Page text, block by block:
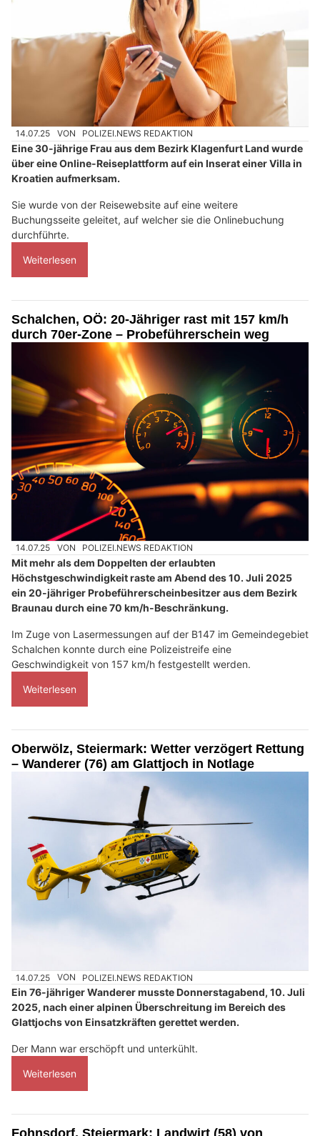
14.07.25 VON POLIZEI.NEWS REDAKTION
Eine 30-jährige Frau aus dem Bezirk Klagenfurt Land wurde
über eine Online-Reiseplattform auf ein Inserat einer Villa in
Kroatien aufmerksam.
Sie wurde von der Reisewebsite auf eine weitere
Buchungsseite geleitet, auf welcher sie die Onlinebuchung
durchführte.
Weiterlesen
Schalchen, OÖ: 20-Jähriger rast mit 157 km/h
durch 70er-Zone – Probeführerschein weg
14.07.25 VON POLIZEI.NEWS REDAKTION
Mit mehr als dem Doppelten der erlaubten
Höchstgeschwindigkeit raste am Abend des 10. Juli 2025
ein 20-jähriger Probeführerscheinbesitzer aus dem Bezirk
Braunau durch eine 70 km/h-Beschränkung.
Im Zuge von Lasermessungen auf der B147 im Gemeindegebiet
Schalchen konnte durch eine Polizeistreife eine
Geschwindigkeit von 157 km/h festgestellt werden.
Weiterlesen
Oberwölz, Steiermark: Wetter verzögert Rettung
– Wanderer (76) am Glattjoch in Notlage
14.07.25 VON POLIZEI.NEWS REDAKTION
Ein 76-jähriger Wanderer musste Donnerstagabend, 10. Juli
2025, nach einer alpinen Überschreitung im Bereich des
Glattjochs von Einsatzkräften gerettet werden.
Der Mann war erschöpft und unterkühlt.
Weiterlesen